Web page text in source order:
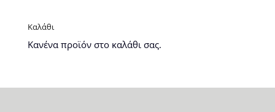
Καλάθι
Κανένα προϊόν στο καλάθι σας.